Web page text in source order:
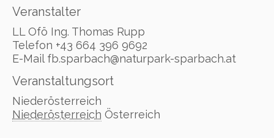
Veranstaltungsort
Niederösterreich
Niederösterreich Österreich
Veranstalter
LL Ofö Ing. Thomas Rupp
Telefon +43 664 396 9692
E-Mailfb.sparbach@naturpark-sparbach.at